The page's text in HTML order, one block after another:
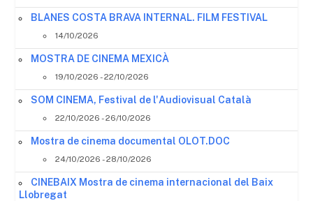
BLANES COSTA BRAVA INTERNAL. FILM FESTIVAL
14/10/2026
MOSTRA DE CINEMA MEXICÀ
19/10/2026 - 22/10/2026
SOM CINEMA, Festival de l'Audiovisual Català
22/10/2026 - 26/10/2026
Mostra de cinema documental OLOT.DOC
24/10/2026 - 28/10/2026
CINEBAIX Mostra de cinema internacional del Baix
Llobregat